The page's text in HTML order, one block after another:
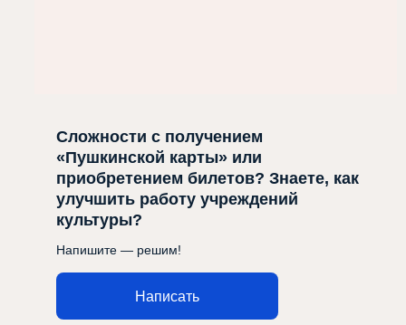
Сложности с получением
«Пушкинской карты» или
приобретением билетов? Знаете, как
улучшить работу учреждений
культуры?
Напишите — решим!
Написать